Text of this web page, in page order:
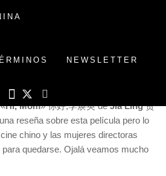
NEWSLETTER
China como país
lugar como la más taquillera en
Hi, Mom»你好,李焕英deJia Ling 贾
reseña sobre esta película pero lo
chino y las mujeres directoras
quedarse. Ojalá veamos mucho